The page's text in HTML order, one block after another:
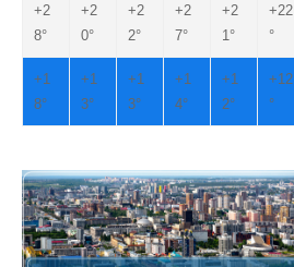
+2
8°
+2
0°
+2
2°
+2
7°
+2
1°
+22
°
+1
8°
+1
3°
+1
3°
+1
4°
+1
2°
+12
°